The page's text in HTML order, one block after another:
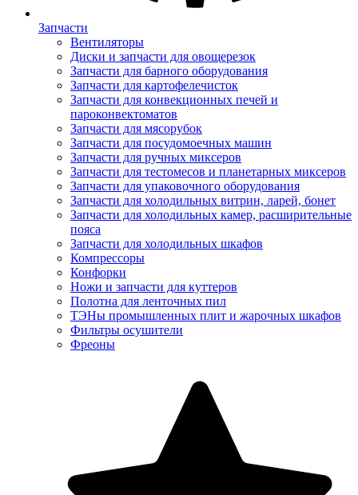
Запчасти
Вентиляторы
Диски и запчасти для овощерезок
Запчасти для барного оборудования
Запчасти для картофелечисток
Запчасти для конвекционных печей и
пароконвектоматов
Запчасти для мясорубок
Запчасти для посудомоечных машин
Запчасти для ручных миксеров
Запчасти для тестомесов и планетарных миксеров
Запчасти для упаковочного оборудования
Запчасти для холодильных витрин, ларей, бонет
Запчасти для холодильных камер, расширительные
пояса
Запчасти для холодильных шкафов
Компрессоры
Конфорки
Ножи и запчасти для куттеров
Полотна для ленточных пил
ТЭНы промышленных плит и жарочных шкафов
Фильтры осушители
Фреоны